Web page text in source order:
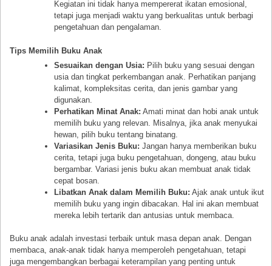
Kegiatan ini tidak hanya mempererat ikatan emosional,
tetapi juga menjadi waktu yang berkualitas untuk berbagi
pengetahuan dan pengalaman.
Tips Memilih Buku Anak
Sesuaikan dengan Usia: Pilih buku yang sesuai dengan
usia dan tingkat perkembangan anak. Perhatikan panjang
kalimat, kompleksitas cerita, dan jenis gambar yang
digunakan.
Perhatikan Minat Anak: Amati minat dan hobi anak untuk
memilih buku yang relevan. Misalnya, jika anak menyukai
hewan, pilih buku tentang binatang.
Variasikan Jenis Buku: Jangan hanya memberikan buku
cerita, tetapi juga buku pengetahuan, dongeng, atau buku
bergambar. Variasi jenis buku akan membuat anak tidak
cepat bosan.
Libatkan Anak dalam Memilih Buku: Ajak anak untuk ikut
memilih buku yang ingin dibacakan. Hal ini akan membuat
mereka lebih tertarik dan antusias untuk membaca.
Buku anak adalah investasi terbaik untuk masa depan anak. Dengan
membaca, anak-anak tidak hanya memperoleh pengetahuan, tetapi
juga mengembangkan berbagai keterampilan yang penting untuk